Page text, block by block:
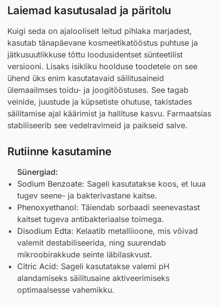
Laiemad kasutusalad ja päritolu
Kuigi seda on ajalooliselt leitud pihlaka marjadest,
kasutab tänapäevane kosmeetikatööstus puhtuse ja
jätkusuutlikkuse tõttu loodusidentset sünteetilist
versiooni. Lisaks isikliku hoolduse toodetele on see
ühend üks enim kasutatavaid säilitusaineid
ülemaailmses toidu- ja joogitööstuses. See tagab
veinide, juustude ja küpsetiste ohutuse, takistades
säilitamise ajal käärimist ja hallituse kasvu. Farmaatsias
stabiliseerib see vedelravimeid ja paikseid salve.
Rutiinne kasutamine
Sünergiad:
Sodium Benzoate: Sageli kasutatakse koos, et luua
tugev seene- ja bakterivastane kaitse.
Phenoxyethanol: Täiendab sorbaadi seenevastast
kaitset tugeva antibakteriaalse toimega.
Disodium Edta: Kelaatib metalliioone, mis võivad
valemit destabiliseerida, ning suurendab
mikroobirakkude seinte läbilaskvust.
Citric Acid: Sageli kasutatakse valemi pH
alandamiseks säilitusaine aktiveerimiseks
optimaalsesse vahemikku.